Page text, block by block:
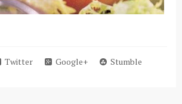
Twitter Google+
Stumble